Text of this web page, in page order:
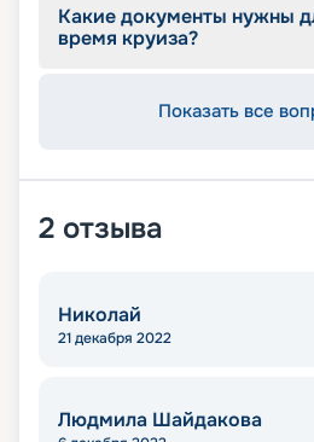
Какие документы нужны
время круиза?
Показать все
2 отзыва
Николай
21 декабря 2022
Людмила Шайдакова